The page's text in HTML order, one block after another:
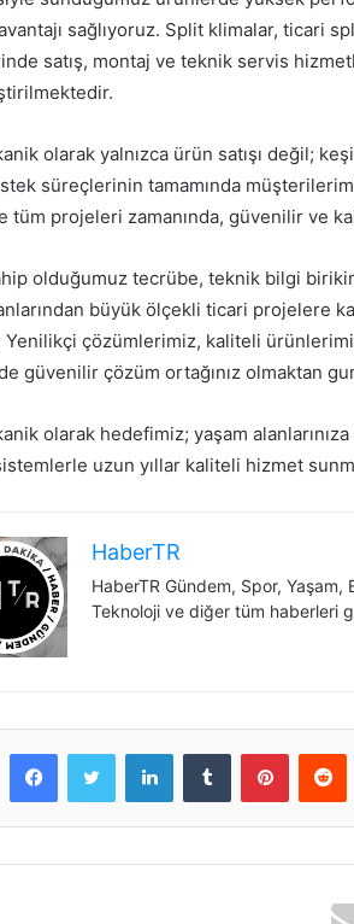
sağlıyoruz. Split klimalar, ticari
satış, montaj ve teknik servis
olarak yalnızca ürün satışı değil;
süreçlerinin tamamında
tüm projeleri zamanında, güvenilir ve
olduğumuz tecrübe, teknik bilgi
büyük ölçekli ticari projelere
çözümlerimiz, kaliteli
güvenilir çözüm ortağınız olmaktan
olarak hedefimiz; yaşam
uzun yıllar kaliteli hizmet
HaberTR
HaberTR Gündem, Spor,
Teknoloji ve diğer tüm haberleri
FacebookTwitter LinkedInTumblr Pinterest